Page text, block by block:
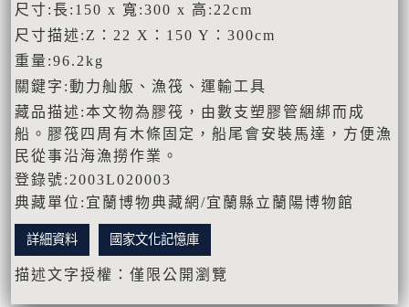
尺寸:長:150 x 寬:300 x 高:22cm
尺寸描述:Z：22 X：150 Y：300cm
重量:96.2kg
關鍵字:動力舢舨、漁筏、運輸工具
藏品描述:本文物為膠筏，由數支塑膠管綑綁而成
船。膠筏四周有木條固定，船尾會安裝馬達，方便漁
民從事沿海漁撈作業。
登錄號:2003L020003
典藏單位:宜蘭博物典藏網/宜蘭縣立蘭陽博物館
詳細資料 國家文化記憶庫
描述文字授權：僅限公開瀏覽